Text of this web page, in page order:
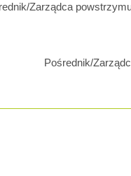
Zarządca
Pośrednik/